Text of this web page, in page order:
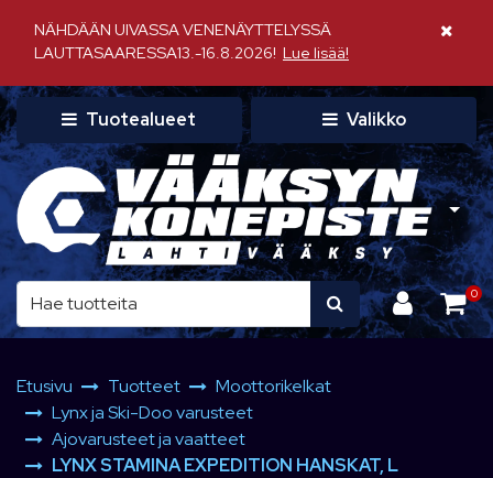
NÄHDÄÄN UIVASSA VENENÄYTTELYSSÄ
LAUTTASAARESSA13.-16.8.2026! Lue lisää!
Sulje
Tuotealueet Valikko
0
Etusivu Tuotteet
Moottorikelkat
Lynx ja Ski-Doo varusteet
Ajovarusteet ja vaatteet
LYNX STAMINA EXPEDITION HANSKAT, L